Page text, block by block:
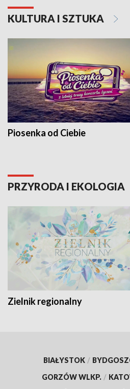
KULTURA I SZTUKA
Piosenka od Ciebie
PRZYRODA I EKOLOGIA
Zielnik regionalny
BIAŁYSTOK /
GORZÓW WLKP. /